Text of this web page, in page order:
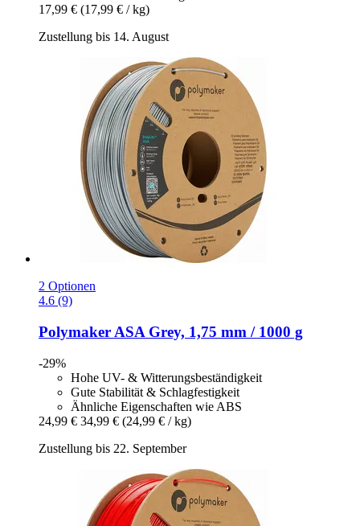
17,99 € (17,99 € / kg)
Zustellung bis 14. August
2 Optionen
4.6 (9)
Polymaker ASA Grey, 1,75 mm / 1000 g
-29%
Hohe UV- & Witterungsbeständigkeit
Gute Stabilität & Schlagfestigkeit
Ähnliche Eigenschaften wie ABS
24,99 € 34,99 € (24,99 € / kg)
Zustellung bis 22. September